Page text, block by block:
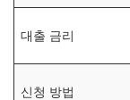
대출 금리
신청 방법